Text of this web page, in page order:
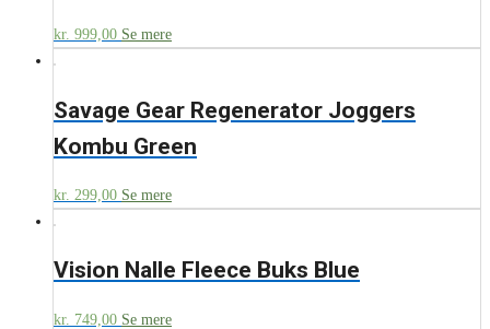
kr. 999,00 Se mere
Savage Gear Regenerator Joggers
Kombu Green
kr. 299,00 Se mere
Vision Nalle Fleece Buks Blue
kr. 749,00 Se mere